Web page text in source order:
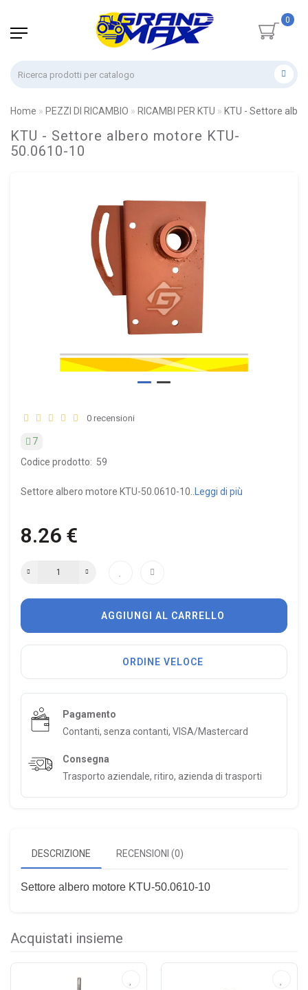
0
Home PEZZI DI RICAMBIO RICAMBI PER KTU KTU - Settore
KTU - Settore albero motore KTU-
50.0610-10
0 recensioni
7
Codice prodotto: 59
Settore albero motore KTU-50.0610-10.. Leggi di più
8.26 €
AGGIUNGI AL CARRELLO
ORDINE VELOCE
Pagamento
Contanti, senza contanti, VISA/Mastercard
Consegna
Trasporto aziendale, ritiro, azienda di trasporti
DESCRIZIONE RECENSIONI (0)
Settore albero motore KTU-50.0610-10
Acquistati insieme